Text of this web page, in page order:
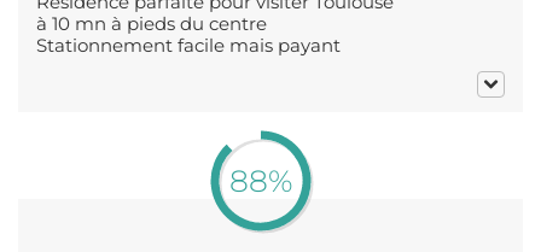
à 10 mn à pieds du centre
Stationnement facile mais payant
88%